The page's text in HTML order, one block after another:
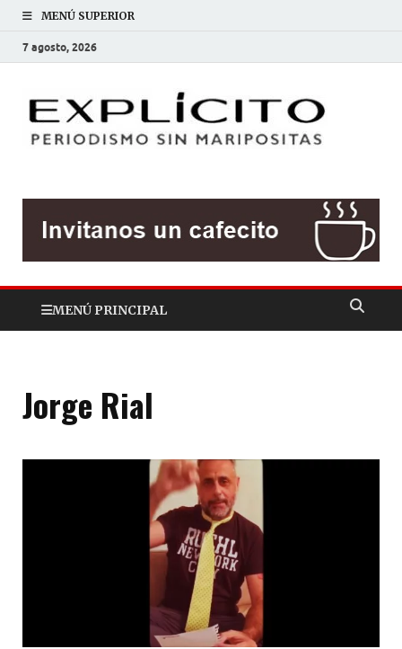
MENÚ SUPERIOR
7 agosto, 2026
MENÚ PRINCIPAL
Jorge Rial